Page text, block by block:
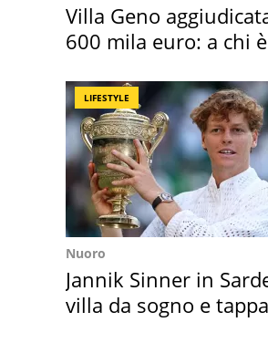
Villa Geno
600 mila euro: a chi
LIFESTYLE
Nuoro
Jannik Sinner in
villa da sogno e